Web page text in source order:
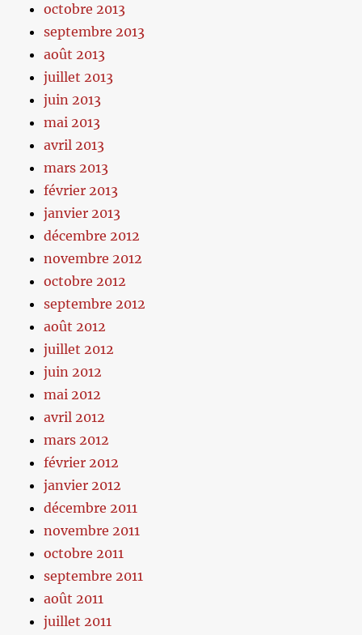
octobre 2013
septembre 2013
août 2013
juillet 2013
juin 2013
mai 2013
avril 2013
mars 2013
février 2013
janvier 2013
décembre 2012
novembre 2012
octobre 2012
septembre 2012
août 2012
juillet 2012
juin 2012
mai 2012
avril 2012
mars 2012
février 2012
janvier 2012
décembre 2011
novembre 2011
octobre 2011
septembre 2011
août 2011
juillet 2011